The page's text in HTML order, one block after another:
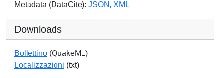
Metadata (DataCite): JSON, XML
Downloads
Bollettino (QuakeML)
Localizzazioni (txt)